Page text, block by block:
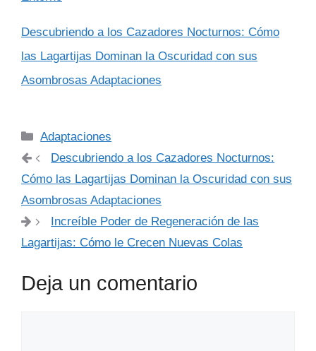
Descubriendo a los Cazadores Nocturnos: Cómo
las Lagartijas Dominan la Oscuridad con sus
Asombrosas Adaptaciones
Categorías
Adaptaciones
Descubriendo a los Cazadores Nocturnos:
Cómo las Lagartijas Dominan la Oscuridad con sus
Asombrosas Adaptaciones
Increíble Poder de Regeneración de las
Lagartijas: Cómo le Crecen Nuevas Colas
Deja un comentario